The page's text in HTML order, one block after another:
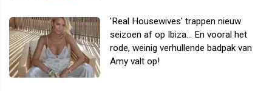
'Real Housewives' trappen nieuw
seizoen af op Ibiza... En vooral het
rode, weinig verhullende badpak van
Amy valt op!